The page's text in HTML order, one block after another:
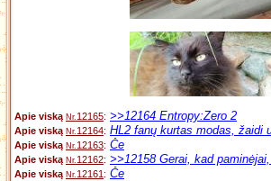
Apie viską Nr. 12165: >>12164 Entropy:Zero 2
Apie viską Nr. 12164: HL2 fanų kurtas modas, žaidi už
Apie viską Nr. 12163: Če
Apie viską Nr. 12162: >>12158 Gerai, kad paminėjai,
Apie viską Nr. 12161 : Če